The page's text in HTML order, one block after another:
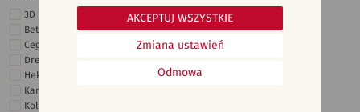
3D i struktury
Beton
Cegiełki
Drewno
Heksagonalne
Kamień
Kolor
Odmowa
Zmiana ustawień
AKCEPTUJ WSZYSTKIE